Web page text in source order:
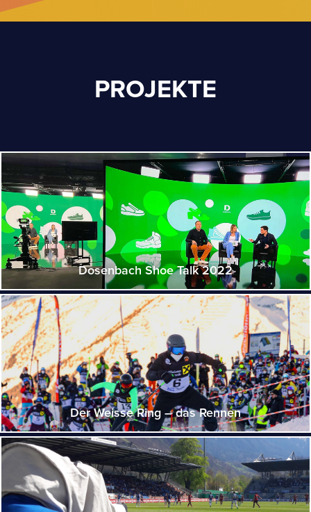
PROJEKTE
Dosenbach Shoe Talk 2022
Der Weisse Ring – das Rennen